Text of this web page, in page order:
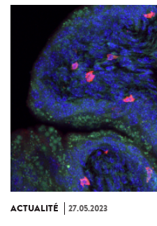
ACTUALITÉ 27.05.2023